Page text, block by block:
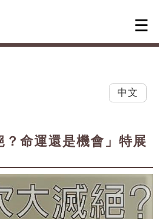
中文
？命運還是機會」特展